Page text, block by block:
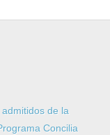
de la
Concilia